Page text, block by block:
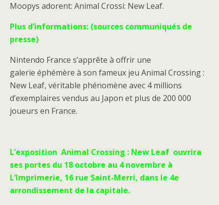
Moopys adorent: Animal Crossi: New Leaf.
Plus d’informations: (sources communiqués de
presse)
Nintendo France s’apprête à offrir une
galerie éphémère à son fameux jeu Animal Crossing :
New Leaf, véritable phénomène avec 4 millions
d’exemplaires vendus au Japon et plus de 200 000
joueurs en France.
L’exposition Animal Crossing : New Leaf ouvrira
ses portes du 18 octobre au 4 novembre à
L’Imprimerie, 16 rue Saint-Merri, dans le 4e
arrondissement de la capitale.